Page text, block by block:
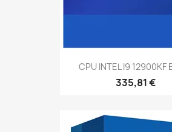
CPU INTEL I9 12900KF
335,81 €